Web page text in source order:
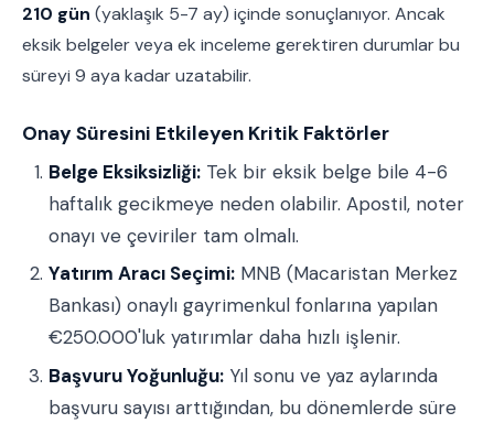
210 gün (yaklaşık 5-7 ay) içinde sonuçlanıyor. Ancak
eksik belgeler veya ek inceleme gerektiren durumlar bu
süreyi 9 aya kadar uzatabilir.
Onay Süresini Etkileyen Kritik Faktörler
Belge Eksiksizliği: Tek bir eksik belge bile 4-6
haftalık gecikmeye neden olabilir. Apostil, noter
onayı ve çeviriler tam olmalı.
Yatırım Aracı Seçimi: MNB (Macaristan Merkez
Bankası) onaylı gayrimenkul fonlarına yapılan
€250.000'luk yatırımlar daha hızlı işlenir.
Başvuru Yoğunluğu: Yıl sonu ve yaz aylarında
başvuru sayısı arttığından, bu dönemlerde süre